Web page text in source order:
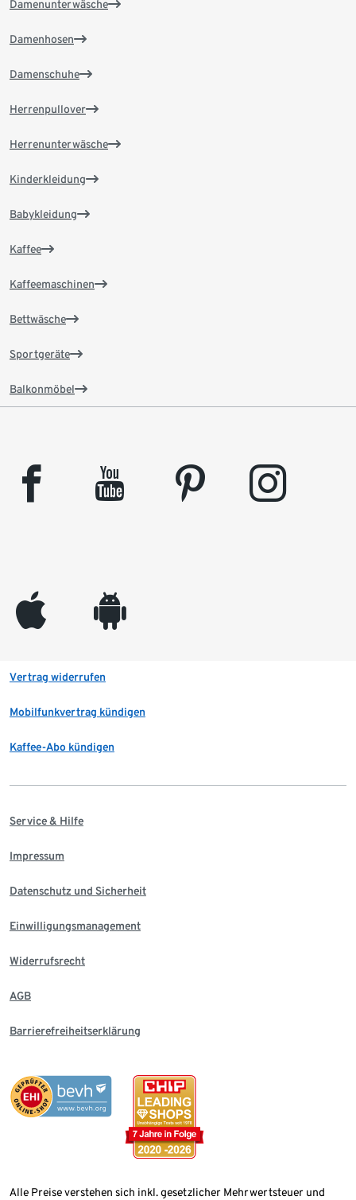
Damenunterwäsche
Damenhosen
Damenschuhe
Herrenpullover
Herrenunterwäsche
Kinderkleidung
Babykleidung
Kaffee
Kaffeemaschinen
Bettwäsche
Sportgeräte
Balkonmöbel
facebook youtube pinterest instagram
appleinc android
Vertrag widerrufen
Mobilfunkvertrag kündigen
Kaffee-Abo kündigen
Service & Hilfe
Impressum
Datenschutz und Sicherheit
Einwilligungsmanagement
Widerrufsrecht
AGB
Barrierefreiheitserklärung
Alle Preise verstehen sich inkl. gesetzlicher Mehrwertsteuer und